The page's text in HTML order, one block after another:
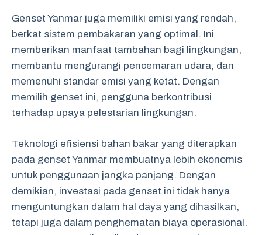
Genset Yanmar juga memiliki emisi yang rendah,
berkat sistem pembakaran yang optimal. Ini
memberikan manfaat tambahan bagi lingkungan,
membantu mengurangi pencemaran udara, dan
memenuhi standar emisi yang ketat. Dengan
memilih genset ini, pengguna berkontribusi
terhadap upaya pelestarian lingkungan.
Teknologi efisiensi bahan bakar yang diterapkan
pada genset Yanmar membuatnya lebih ekonomis
untuk penggunaan jangka panjang. Dengan
demikian, investasi pada genset ini tidak hanya
menguntungkan dalam hal daya yang dihasilkan,
tetapi juga dalam penghematan biaya operasional.